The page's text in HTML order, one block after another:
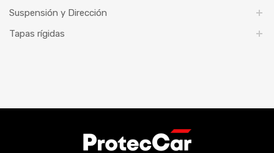
Suspensión y Dirección
Tapas rígidas